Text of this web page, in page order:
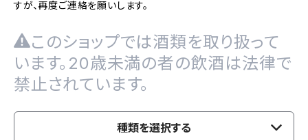
すが、再度ご連絡を願いします。
このショップでは酒類を取り扱って
います。20歳未満の者の飲酒は法律で
禁止されています。
種類を選択する